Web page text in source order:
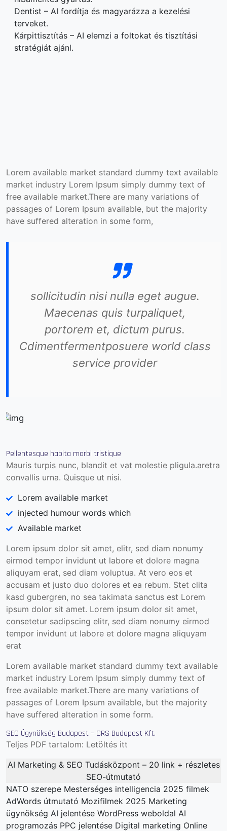
Dentist – AI fordítja és magyarázza a kezelési
terveket.
Kárpittisztítás – AI elemzi a foltokat és tisztítási
stratégiát ajánl.
Lorem available market standard dummy text available
market industry Lorem Ipsum simply dummy text of
free available market.There are many variations of
passages of Lorem Ipsum available, but the majority
have suffered alteration in some form,
sollicitudin nisi nulla eget augue.
Maecenas quis turpaliquet,
portorem et, dictum purus.
Cdimentfermentposuere world class
service provider
Pellentesque habita morbi tristique
Mauris turpis nunc, blandit et vat molestie pligula.aretra
convallis urna. Quisque ut nisi.
Lorem available market
injected humour words which
Available market
Lorem ipsum dolor sit amet, elitr, sed diam nonumy
eirmod tempor invidunt ut labore et dolore magna
aliquyam erat, sed diam voluptua. At vero eos et
accusam et justo duo dolores et ea rebum. Stet clita
kasd gubergren, no sea takimata sanctus est Lorem
ipsum dolor sit amet. Lorem ipsum dolor sit amet,
consetetur sadipscing elitr, sed diam nonumy eirmod
tempor invidunt ut labore et dolore magna aliquyam
erat
Lorem available market standard dummy text available
market industry Lorem Ipsum simply dummy text of
free available market.There are many variations of
passages of Lorem Ipsum available, but the majority
have suffered alteration in some form.
SEO Ügynökség Budapest – CRS Budapest Kft.
Teljes PDF tartalom: Letöltés itt
AI Marketing & SEO Tudásközpont – 20 link + részletes
SEO-útmutató
NATO szerepe Mesterséges intelligencia 2025 filmek
AdWords útmutató Mozifilmek 2025 Marketing
ügynökség AI jelentése WordPress weboldal AI
programozás PPC jelentése Digital marketing Online